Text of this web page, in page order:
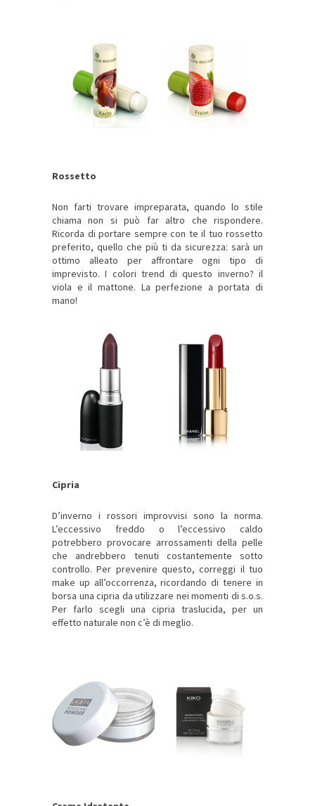
Rossetto
Non farti trovare impreparata, quando lo stile
chiama non si può far altro che rispondere.
Ricorda di portare sempre con te il tuo rossetto
preferito, quello che più ti da sicurezza: sarà un
ottimo alleato per affrontare ogni tipo di
imprevisto. I colori trend di questo inverno? il
viola e il mattone. La perfezione a portata di
mano!
Cipria
D’inverno i rossori improvvisi sono la norma.
L’eccessivo freddo o l’eccessivo caldo
potrebbero provocare arrossamenti della pelle
che andrebbero tenuti costantemente sotto
controllo. Per prevenire questo, correggi il tuo
make up all’occorrenza, ricordando di tenere in
borsa una cipria da utilizzare nei momenti di s.o.s.
Per farlo scegli una cipria traslucida, per un
effetto naturale non c’è di meglio.